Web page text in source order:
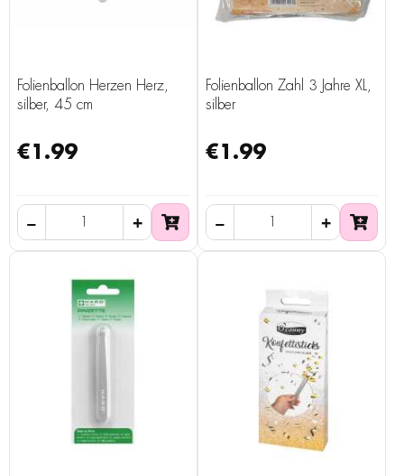
Folienballon Herzen Herz,
silber, 45 cm
€1.99
Folienballon Zahl 3 Jahre XL,
silber
€1.99